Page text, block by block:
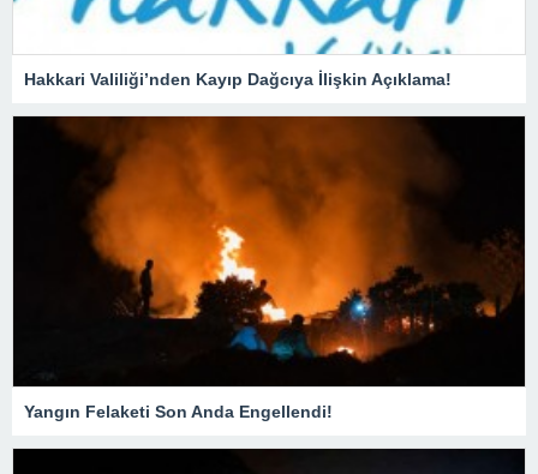
Hakkari Valiliği’nden Kayıp Dağcıya İlişkin Açıklama!
Yangın Felaketi Son Anda Engellendi!